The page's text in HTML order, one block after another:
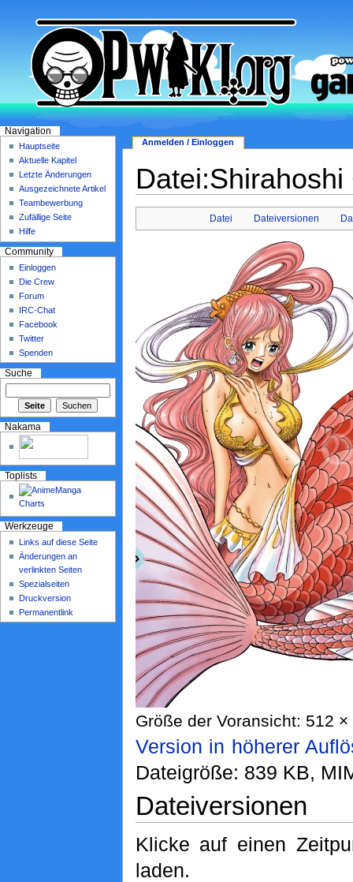
Datei Dateiversionen
Größe der Voransicht: 512
Version in höherer
Dateigröße: 839 KB,
Dateiversionen
Klicke auf einen
laden.
Anmelden / Einloggen
Navigation
Hauptseite
Aktuelle Kapitel
Letzte Änderungen
Ausgezeichnete Artikel
Teambewerbung
Zufällige Seite
Hilfe
Community
Einloggen
Die Crew
Forum
IRC-Chat
Facebook
Twitter
Spenden
Suche
Nakama
Toplists
Werkzeuge
Links auf diese Seite
Änderungen an
verlinkten Seiten
Spezialseiten
Druckversion
Permanentlink